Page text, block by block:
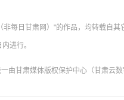
非每日甘肃网）"的作品，均转载自
进行。
由甘肃媒体版权保护中心（甘肃云